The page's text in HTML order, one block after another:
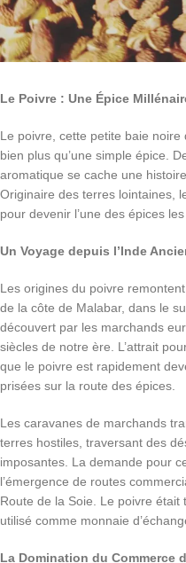
Le Poivre : Une Épice
Le poivre, cette petite baie
bien plus qu’une simple épice.
aromatique se cache une
Originaire des terres lointaines,
pour devenir l’une des épices
Un Voyage depuis l’Inde
Les origines du poivre
de la côte de Malabar, dans le
découvert par les marchands
siècles de notre ère. L’attrait
que le poivre est rapidement
prisées sur la route des épices.
Les caravanes de marchands
terres hostiles, traversant des
imposantes. La demande pour
l’émergence de routes
Route de la Soie. Le poivre était
utilisé comme monnaie
La Domination du Commerce